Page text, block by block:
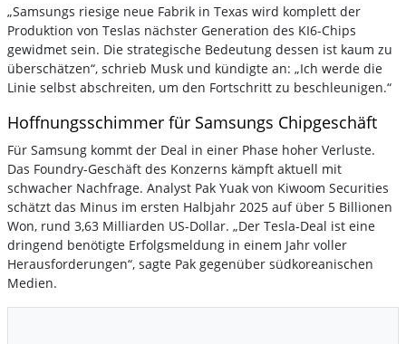
„Samsungs riesige neue Fabrik in Texas wird komplett der
Produktion von Teslas nächster Generation des KI6-Chips
gewidmet sein. Die strategische Bedeutung dessen ist kaum zu
überschätzen“, schrieb Musk und kündigte an: „Ich werde die
Linie selbst abschreiten, um den Fortschritt zu beschleunigen.“
Hoffnungsschimmer für Samsungs Chipgeschäft
Für Samsung kommt der Deal in einer Phase hoher Verluste.
Das Foundry-Geschäft des Konzerns kämpft aktuell mit
schwacher Nachfrage. Analyst Pak Yuak von Kiwoom Securities
schätzt das Minus im ersten Halbjahr 2025 auf über 5 Billionen
Won, rund 3,63 Milliarden US-Dollar. „Der Tesla-Deal ist eine
dringend benötigte Erfolgsmeldung in einem Jahr voller
Herausforderungen“, sagte Pak gegenüber südkoreanischen
Medien.